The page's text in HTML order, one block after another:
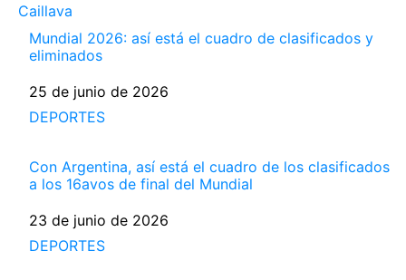
Caillava
Mundial 2026: así está el cuadro de clasificados y
eliminados
Fecha
25 de junio de 2026
Respecto a
DEPORTES
Con Argentina, así está el cuadro de los clasificados
a los 16avos de final del Mundial
Fecha
23 de junio de 2026
Respecto a
DEPORTES